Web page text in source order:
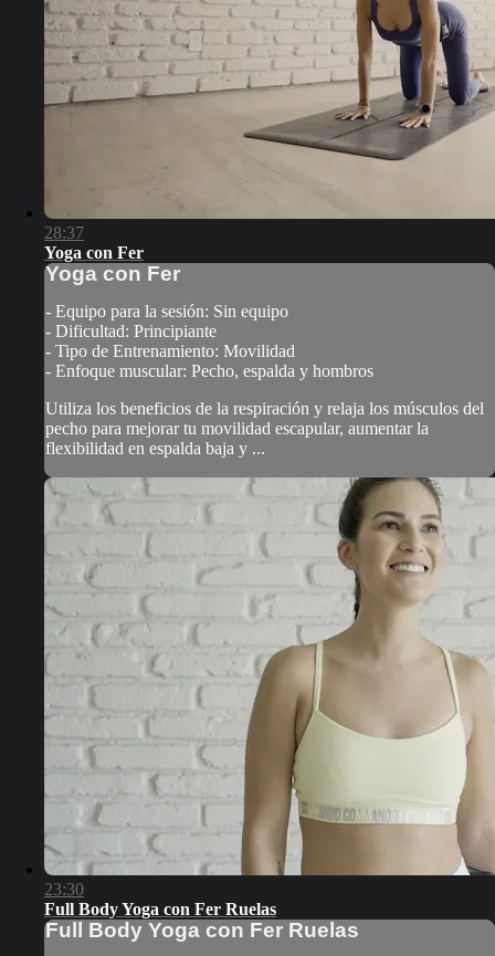
28:37
Yoga con Fer
Yoga con Fer
- Equipo para la sesión: Sin equipo
- Dificultad: Principiante
- Tipo de Entrenamiento: Movilidad
- Enfoque muscular: Pecho, espalda y hombros
Utiliza los beneficios de la respiración y relaja los músculos del
pecho para mejorar tu movilidad escapular, aumentar la
flexibilidad en espalda baja y ...
23:30
Full Body Yoga con Fer Ruelas
Full Body Yoga con Fer Ruelas